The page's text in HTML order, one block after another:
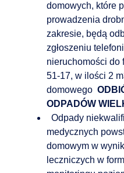
domowych, które
prowadzenia
zakresie, będą
zgłoszeniu
nieruchomości do
51-17, w ilości 2
domowego
ODPADÓW
Odpady
medycznych
domowym w
leczniczych w